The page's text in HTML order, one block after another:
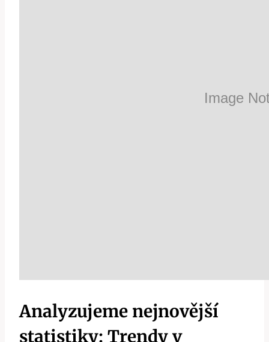
Analyzujeme nejnovější
statistiky: Trendy v